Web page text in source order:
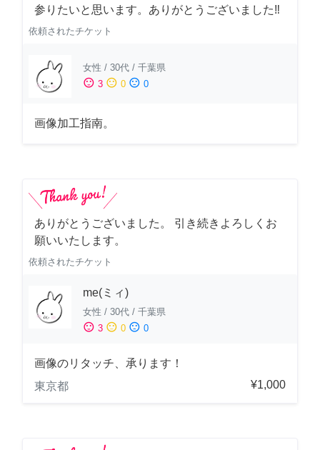
参りたいと思います。ありがとうございました‼️
依頼されたチケット
女性 / 30代 / 千葉県
sentiment_satisfied 3 sentiment_neutral 0 sentiment_dissatisfied 0
画像加工指南。
ありがとうございました。 引き続きよろしくお
願いいたします。
依頼されたチケット
me(ミィ)
女性 / 30代 / 千葉県
sentiment_satisfied 3 sentiment_neutral 0 sentiment_dissatisfied 0
画像のリタッチ、承ります！
東京都
¥1,000